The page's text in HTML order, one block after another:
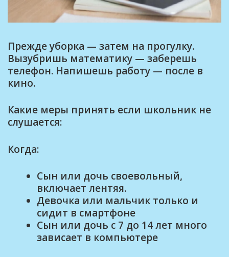
Прежде уборка — затем на прогулку.
Вызубришь математику — заберешь
телефон. Напишешь работу — после в
кино.
Какие меры принять если школьник не
слушается:
Когда:
Сын или дочь своевольный,
включает лентяя.
Девочка или мальчик только и
сидит в смартфоне
Сын или дочь с 7 до 14 лет много
зависает в компьютере